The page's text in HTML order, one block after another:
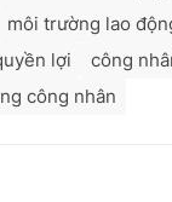
môi trường lao
lợi
công
công nhân